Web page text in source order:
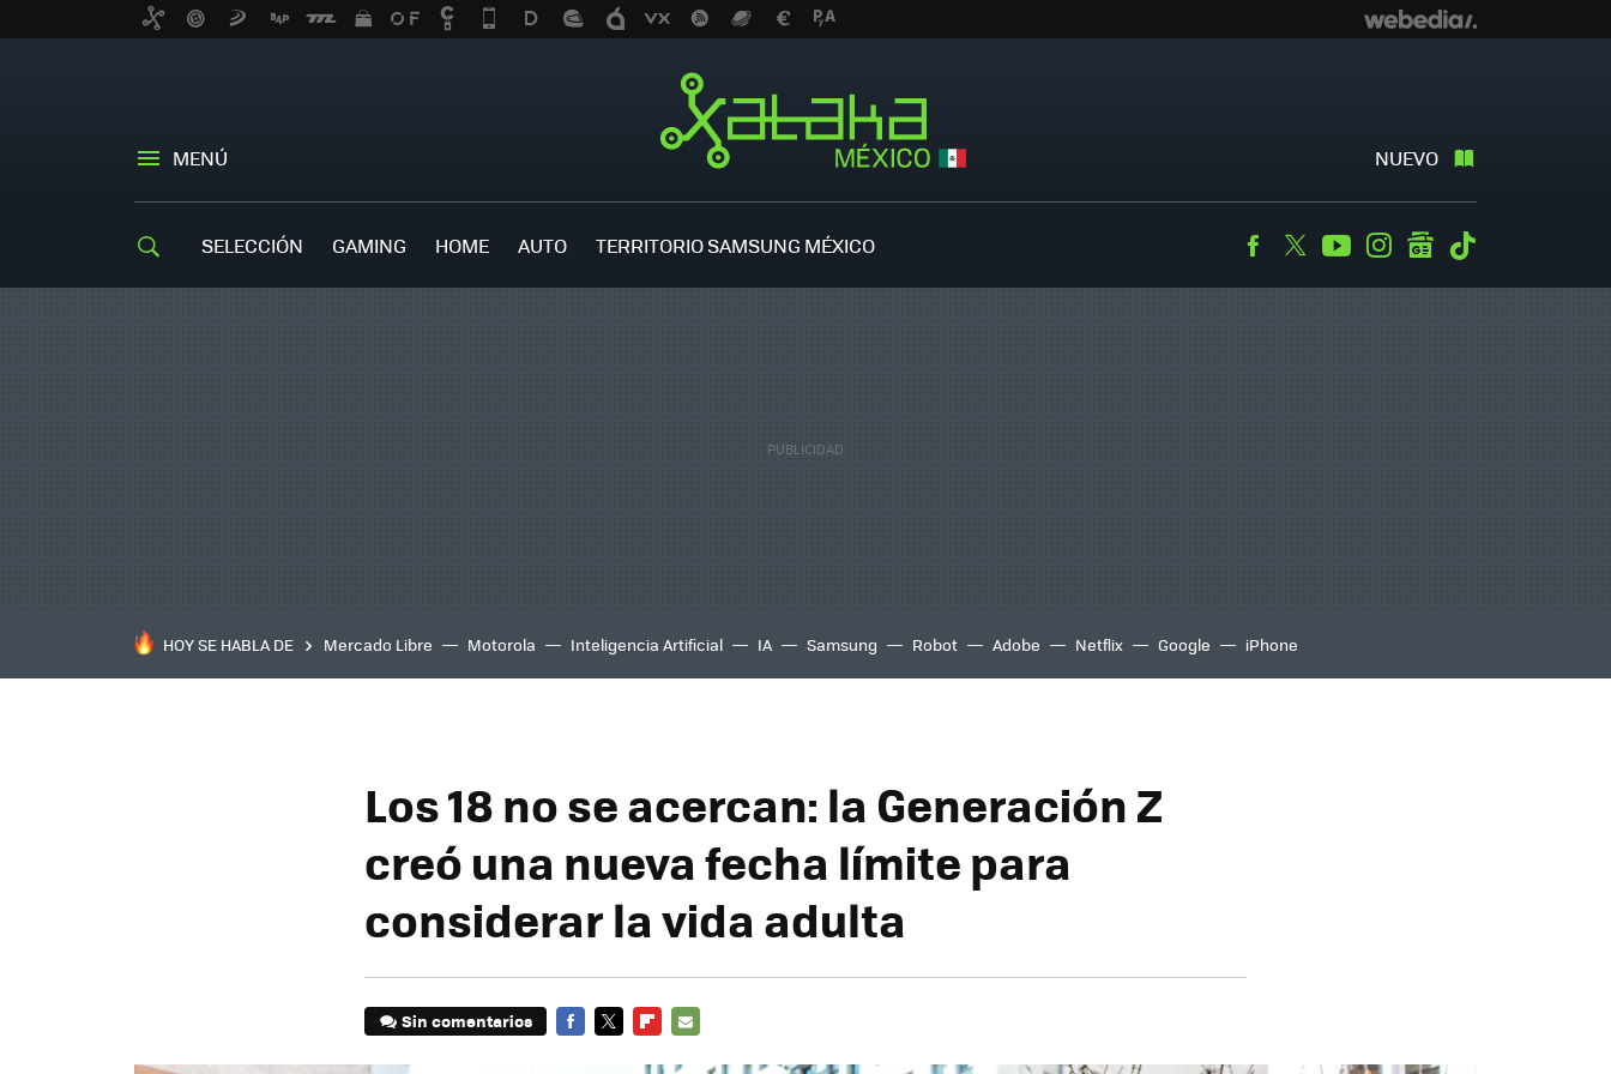
MENÚ NUEVO
SELECCIÓN GAMING HOME AUTO TERRITORIO SAMSUNG MÉXICO Facebook
TwitterYoutubeInstagramgooglenews
HOY SE HABLA DE Mercado Libre Motorola Inteligencia Artificial IA Samsung Robot Adobe Netflix Google iPhone
Los 18 no se acercan: la Generación Z
creó una nueva fecha límite para
considerar la vida adulta
Sin comentarios